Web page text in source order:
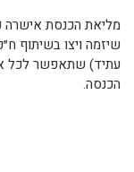
מליאת הכנסת אישרה
שיזמה ויצו בשיתוף
עתיד) שתאפשר לכל
הכנסה.